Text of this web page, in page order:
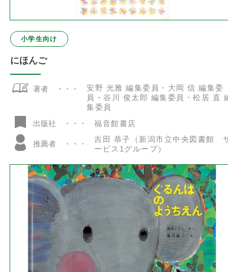
小学生向け
にほんご
著者
安野 光雅 編集委員・大岡 信 編集委
員・谷川 俊太郎 編集委員・松居 直
集委員
出版社
福音館書店
推薦者
吉田 恭子（新潟市立中央図書館
ービス1グループ）